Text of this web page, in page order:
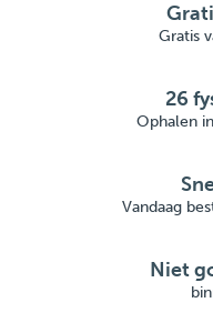
Gratis
26
Ophalen
Vandaag
Niet